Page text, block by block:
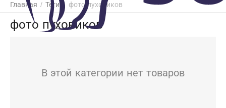
Главная / Теги / фото пуховиков
фото пуховиков
В этой категории нет товаров